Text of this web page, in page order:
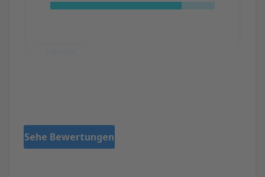
Sehe Bewertungen